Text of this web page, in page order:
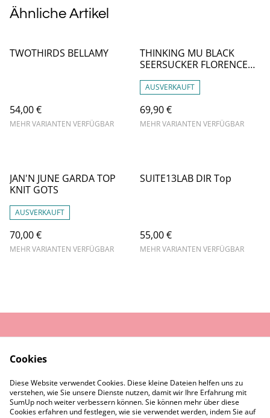
Ähnliche Artikel
TWOTHIRDS BELLAMY
54,00 €
MEHR VARIANTEN VERFÜGBAR
THINKING MU BLACK
SEERSUCKER FLORENCE
AUSVERKAUFT
69,90 €
MEHR VARIANTEN VERFÜGBAR
JAN'N JUNE GARDA TOP
KNIT GOTS
AUSVERKAUFT
70,00 €
MEHR VARIANTEN VERFÜGBAR
SUITE13LAB DIR Top
55,00 €
MEHR VARIANTEN VERFÜGBAR
Rückgaberecht
Kontaktiere uns Impressum
Cookies
Diese Website verwendet Cookies. Diese kleine Dateien helfen uns zu
verstehen, wie Sie unsere Dienste nutzen, damit wir Ihre Erfahrung mit
SumUp noch weiter verbessern können. Sie können mehr über diese
Cookies erfahren und festlegen, wie sie verwendet werden, indem Sie auf